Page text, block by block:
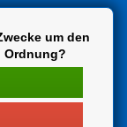
um den
Ordnung?